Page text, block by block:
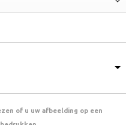
of u uw afbeelding op een